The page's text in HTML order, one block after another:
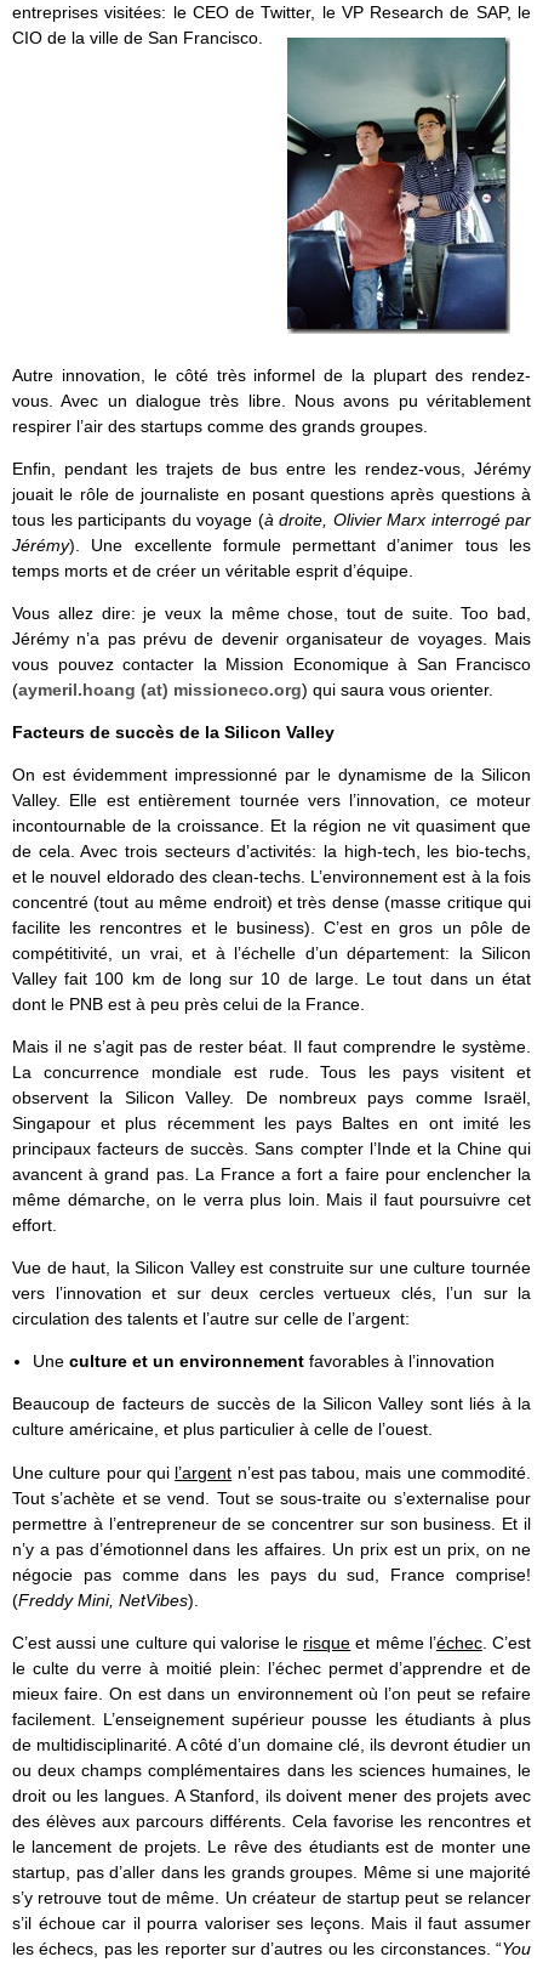
entreprises visitées: le CEO de Twitter, le VP Research de SAP, le
CIO de la ville de San Francisco.
Autre innovation, le côté très informel de la plupart des rendez-
vous. Avec un dialogue très libre. Nous avons pu véritablement
respirer l’air des startups comme des grands groupes.
Enfin, pendant les trajets de bus entre les rendez-vous, Jérémy
jouait le rôle de journaliste en posant questions après questions à
tous les participants du voyage (à droite, Olivier Marx interrogé par
Jérémy). Une excellente formule permettant d’animer tous les
temps morts et de créer un véritable esprit d’équipe.
Vous allez dire: je veux la même chose, tout de suite. Too bad,
Jérémy n’a pas prévu de devenir organisateur de voyages. Mais
vous pouvez contacter la Mission Economique à San Francisco
(aymeril.hoang (at) missioneco.org) qui saura vous orienter.
Facteurs de succès de la Silicon Valley
On est évidemment impressionné par le dynamisme de la Silicon
Valley. Elle est entièrement tournée vers l’innovation, ce moteur
incontournable de la croissance. Et la région ne vit quasiment que
de cela. Avec trois secteurs d’activités: la high-tech, les bio-techs,
et le nouvel eldorado des clean-techs. L’environnement est à la fois
concentré (tout au même endroit) et très dense (masse critique qui
facilite les rencontres et le business). C’est en gros un pôle de
compétitivité, un vrai, et à l’échelle d’un département: la Silicon
Valley fait 100 km de long sur 10 de large. Le tout dans un état
dont le PNB est à peu près celui de la France.
Mais il ne s’agit pas de rester béat. Il faut comprendre le système.
La concurrence mondiale est rude. Tous les pays visitent et
observent la Silicon Valley. De nombreux pays comme Israël,
Singapour et plus récemment les pays Baltes en ont imité les
principaux facteurs de succès. Sans compter l’Inde et la Chine qui
avancent à grand pas. La France a fort a faire pour enclencher la
même démarche, on le verra plus loin. Mais il faut poursuivre cet
effort.
Vue de haut, la Silicon Valley est construite sur une culture tournée
vers l’innovation et sur deux cercles vertueux clés, l’un sur la
circulation des talents et l’autre sur celle de l’argent:
Une culture et un environnement favorables à l’innovation
Beaucoup de facteurs de succès de la Silicon Valley sont liés à la
culture américaine, et plus particulier à celle de l’ouest.
Une culture pour qui l’argent n’est pas tabou, mais une commodité.
Tout s’achète et se vend. Tout se sous-traite ou s’externalise pour
permettre à l’entrepreneur de se concentrer sur son business. Et il
n’y a pas d’émotionnel dans les affaires. Un prix est un prix, on ne
négocie pas comme dans les pays du sud, France comprise!
(Freddy Mini, NetVibes).
C’est aussi une culture qui valorise le risque et même l’échec. C’est
le culte du verre à moitié plein: l’échec permet d’apprendre et de
mieux faire. On est dans un environnement où l’on peut se refaire
facilement. L’enseignement supérieur pousse les étudiants à plus
de multidisciplinarité. A côté d’un domaine clé, ils devront étudier un
ou deux champs complémentaires dans les sciences humaines, le
droit ou les langues. A Stanford, ils doivent mener des projets avec
des élèves aux parcours différents. Cela favorise les rencontres et
le lancement de projets. Le rêve des étudiants est de monter une
startup, pas d’aller dans les grands groupes. Même si une majorité
s’y retrouve tout de même. Un créateur de startup peut se relancer
s’il échoue car il pourra valoriser ses leçons. Mais il faut assumer
les échecs, pas les reporter sur d’autres ou les circonstances. “You